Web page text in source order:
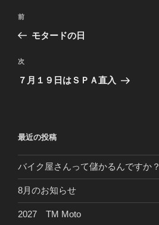
投
ビ
ゲ
ン
前
の
稿
前
モタードの日
次
の
次
７月１９日はＳＰＡ直入
最近の投稿
バイク屋さんって儲かるんですか？
8月のお知らせ
2027 TM Moto